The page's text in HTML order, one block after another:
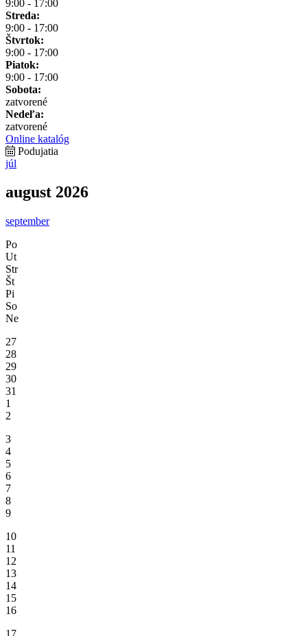
9:00 - 17:00
Streda:
9:00 - 17:00
Štvrtok:
9:00 - 17:00
Piatok:
9:00 - 17:00
Sobota:
zatvorené
Nedeľa:
zatvorené
Online katalóg
Podujatia
júl
august 2026
september
Po
Ut
Str
Št
Pi
So
Ne
27
28
29
30
31
1
2
3
4
5
6
7
8
9
10
11
12
13
14
15
16